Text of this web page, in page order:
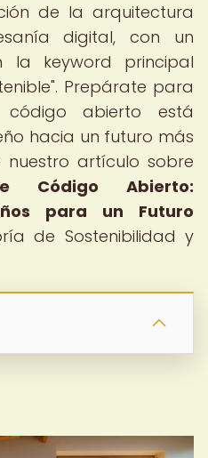
de la arquitectura
digital, con un
la keyword principal
Prepárate para
abierto está
hacia un futuro más
nuestro artículo sobre
Código Abierto:
para un Futuro
de Sostenibilidad y